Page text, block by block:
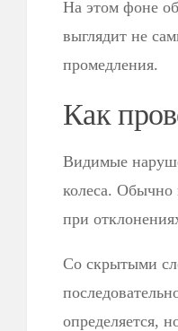
На этом фоне
выглядит не
промедления.
Как
Видимые
колеса. Обычно
при
Со скрытыми
определяется,